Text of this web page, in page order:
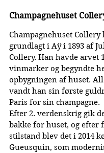
Champagnehuset
Champagnehuset Collery
grundlagt i Aÿ i 1893 af
Collery. Han havde arvet
vinmarker og begyndte
opbygningen af huset.
vandt han sin første
Paris for sin champagne.
Efter 2. verdenskrig gik
bakke for huset, og efter
stilstand blev det i 2014
Gueusquin, som